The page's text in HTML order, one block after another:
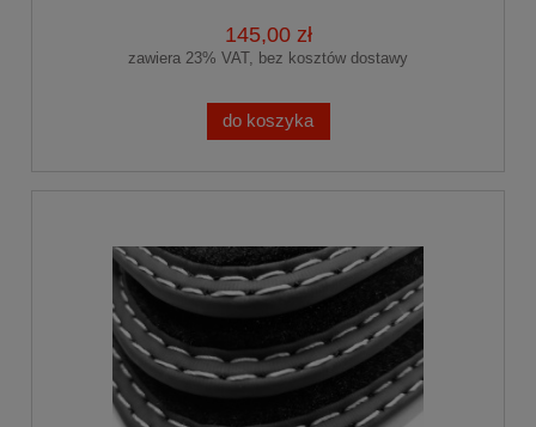
145,00 zł
zawiera 23% VAT, bez kosztów dostawy
do koszyka